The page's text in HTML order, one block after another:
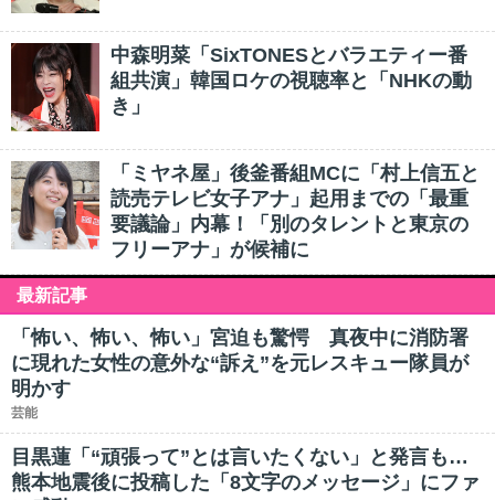
中森明菜「SixTONESとバラエティー番
組共演」韓国ロケの視聴率と「NHKの動
き」
「ミヤネ屋」後釜番組MCに「村上信五と
読売テレビ女子アナ」起用までの「最重
要議論」内幕！「別のタレントと東京の
フリーアナ」が候補に
最新記事
「怖い、怖い、怖い」宮迫も驚愕 真夜中に消防署
に現れた女性の意外な“訴え”を元レスキュー隊員が
明かす
芸能
目黒蓮「“頑張って”とは言いたくない」と発言も…
熊本地震後に投稿した「8文字のメッセージ」にファ